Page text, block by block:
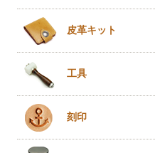
皮革キット
工具
刻印